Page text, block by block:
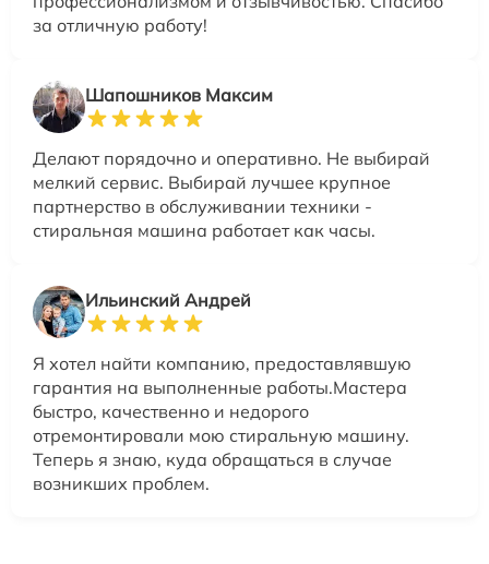
за отличную работу!
Шапошников Максим
Делают порядочно и оперативно. Не выбирай
мелкий сервис. Выбирай лучшее крупное
партнерство в обслуживании техники -
стиральная машина работает как часы.
Ильинский Андрей
Я хотел найти компанию, предоставлявшую
гарантия на выполненные работы.Мастера
быстро, качественно и недорого
отремонтировали мою стиральную машину.
Теперь я знаю, куда обращаться в случае
возникших проблем.